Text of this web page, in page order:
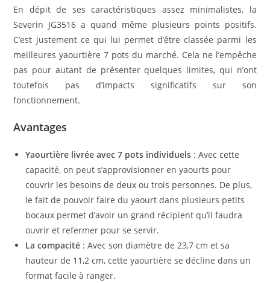
En dépit de ses caractéristiques assez minimalistes, la
Severin JG3516 a quand même plusieurs points positifs.
C’est justement ce qui lui permet d’être classée parmi les
meilleures yaourtière 7 pots du marché. Cela ne l’empêche
pas pour autant de présenter quelques limites, qui n’ont
toutefois pas d’impacts significatifs sur son
fonctionnement.
Avantages
Yaourtière livrée avec 7 pots individuels : Avec cette
capacité, on peut s’approvisionner en yaourts pour
couvrir les besoins de deux ou trois personnes. De plus,
le fait de pouvoir faire du yaourt dans plusieurs petits
bocaux permet d’avoir un grand récipient qu’il faudra
ouvrir et refermer pour se servir.
La compacité : Avec son diamètre de 23,7 cm et sa
hauteur de 11,2 cm, cette yaourtière se décline dans un
format facile à ranger.